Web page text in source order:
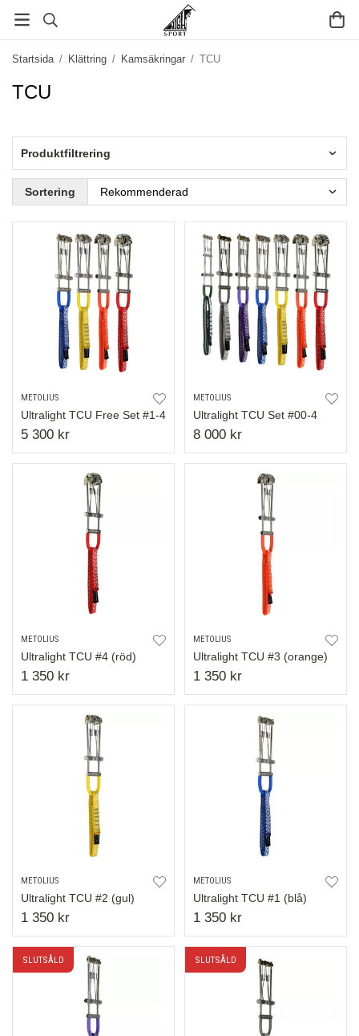
Startsida / Klättring / Kamsäkringar / TCU
TCU
Produktfiltrering
Sortering
METOLIUS
Ultralight TCU Free Set #1-4
5 300 kr
METOLIUS
Ultralight TCU Set #00-4
8 000 kr
METOLIUS
Ultralight TCU #4 (röd)
1 350 kr
METOLIUS
Ultralight TCU #3 (orange)
1 350 kr
METOLIUS
Ultralight TCU #2 (gul)
1 350 kr
METOLIUS
Ultralight TCU #1 (blå)
1 350 kr
SLUTSÅLD SLUTSÅLD